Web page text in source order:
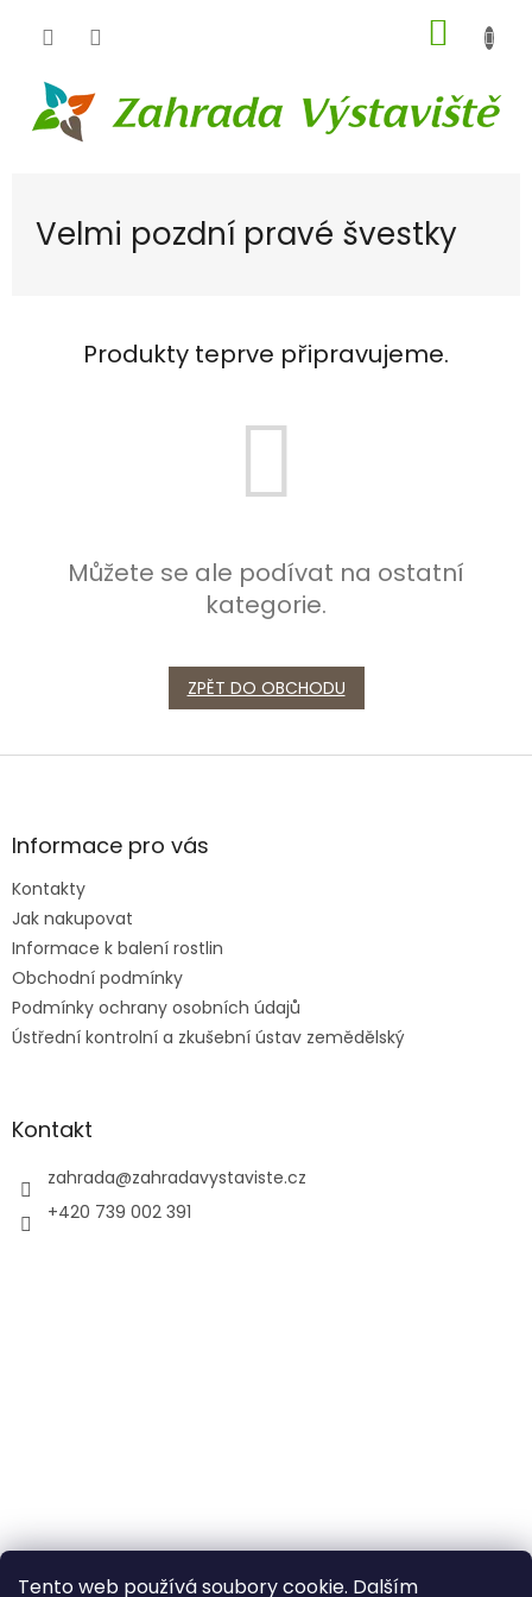
Tento web používá soubory cookie. Dalším
KOŠÍK
Velmi pozdní pravé švestky
Produkty teprve připravujeme.
Můžete se ale podívat na ostatní
kategorie.
ZPĚT DO OBCHODU
Z
aInformace pro vás
Kontakty
Jak nakupovat
Informace k balení rostlin
Obchodní podmínky
Podmínky ochrany osobních údajů
Ústřední kontrolní a zkušební ústav zemědělský
Kontakt
zahrada@zahradavystaviste.cz
+420 739 002 391